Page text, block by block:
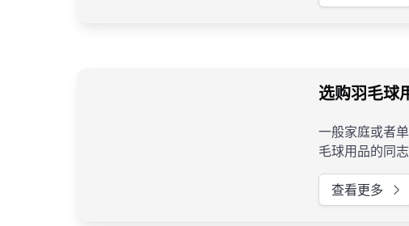
选购羽毛球
一般家庭或者
毛球用品的同
查看更多